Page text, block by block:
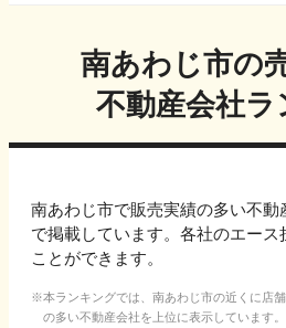
南あわじ市の
不動産会社
南あわじ市で販売実績の多い不
で掲載しています。各社のエース
ことができます。
本ランキングでは、 南あわじ市の近くに店
の多い不動産会社を上位に表示しています。